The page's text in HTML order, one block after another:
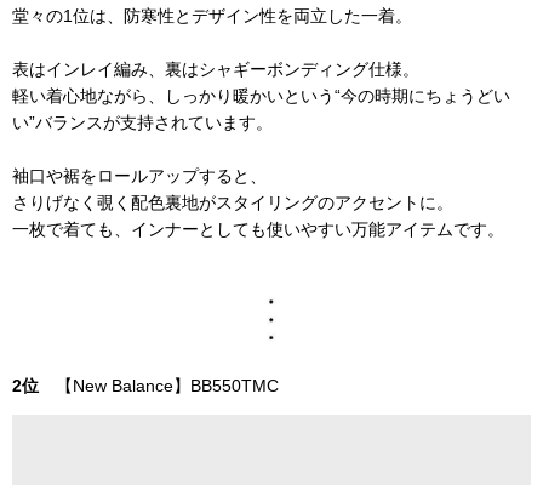
堂々の1位は、防寒性とデザイン性を両立した一着。
表はインレイ編み、裏はシャギーボンディング仕様。
軽い着心地ながら、しっかり暖かいという“今の時期にちょうどい
い”バランスが支持されています。
袖口や裾をロールアップすると、
さりげなく覗く配色裏地がスタイリングのアクセントに。
一枚で着ても、インナーとしても使いやすい万能アイテムです。
2位 【New Balance】BB550TMC